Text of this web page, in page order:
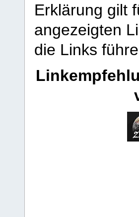
Erklärung gilt
angezeigten
die Links